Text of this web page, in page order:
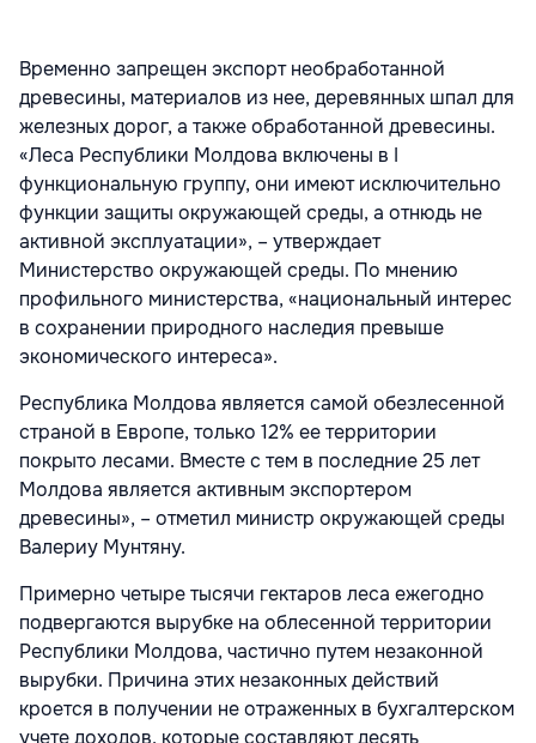
Временно запрещен экспорт необработанной
древесины, материалов из нее, деревянных шпал для
железных дорог, а также обработанной древесины.
«Леса Республики Молдова включены в I
функциональную группу, они имеют исключительно
функции защиты окружающей среды, а отнюдь не
активной эксплуатации», – утверждает
Министерство окружающей среды. По мнению
профильного министерства, «национальный интерес
в сохранении природного наследия превыше
экономического интереса».
Республика Молдова является самой обезлесенной
страной в Европе, только 12% ее территории
покрыто лесами. Вместе с тем в последние 25 лет
Молдова является активным экспортером
древесины», – отметил министр окружающей среды
Валериу Мунтяну.
Примерно четыре тысячи гектаров леса ежегодно
подвергаются вырубке на облесенной территории
Республики Молдова, частично путем незаконной
вырубки. Причина этих незаконных действий
кроется в получении не отраженных в бухгалтерском